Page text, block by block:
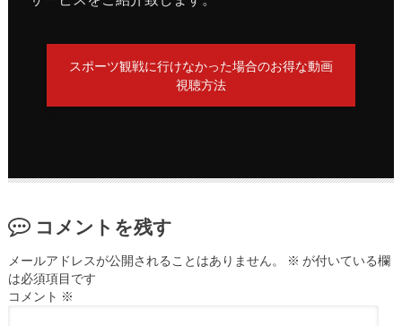
スポーツ観戦に行けなかった場合のお得な動画
視聴方法
コメントを残す
メールアドレスが公開されることはありません。 ※ が付いている欄
は必須項目です
コメント ※